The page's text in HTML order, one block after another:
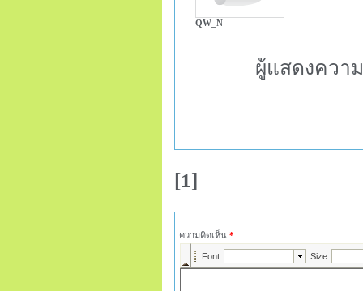
QW_N
ผู้แสดงควา
[1]
ความคิดเห็น *